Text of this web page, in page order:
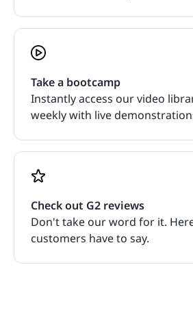
Take a bootcamp
Instantly access our video
weekly with live
Check out G2 reviews
Don't take our word for it.
customers have to say.